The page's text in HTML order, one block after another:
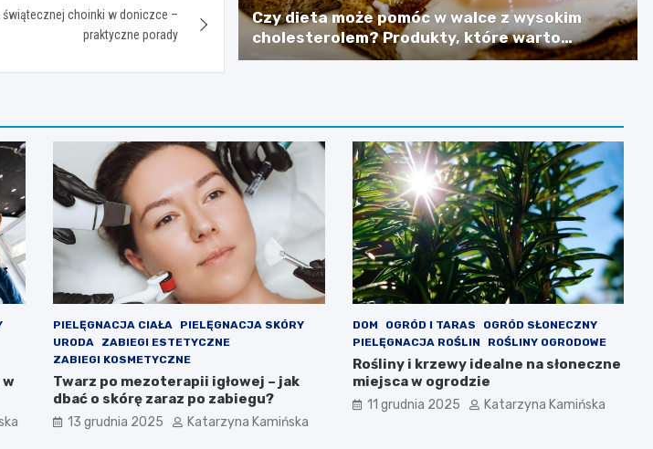
świątecznej choinki w doniczce –
praktyczne porady
Czy dieta może pomóc w walce z wysokim
cholesterolem? Produkty, które warto
spożywać
PIELĘGNACJA CIAŁA
PIELĘGNACJA SKÓRY
URODA
ZABIEGI ESTETYCZNE
ZABIEGI KOSMETYCZNE
Twarz po mezoterapii igłowej – jak
dbać o skórę zaraz po zabiegu?
13 grudnia 2025 Katarzyna Kamińska
DOM OGRÓD I TARAS
OGRÓD SŁONECZNY
PIELĘGNACJA ROŚLIN
ROŚLINY OGRODOWE
Rośliny i krzewy idealne na słoneczne
miejsca w ogrodzie
11 grudnia 2025 Katarzyna Kamińska